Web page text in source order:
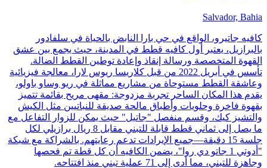
Salvador, Bahia
كافيه جاتيرو، الواقع في حي بارا النابض بالحياة في سلفادور
بالبرازيل، يعتبر أول كافيه قطط في المدينة، حيث يجمع بين عشق
القهوة المتخصصة ورسالة إنقاذ وإعادة توطين القطط الضالة.
تأسس في أبريل 2022 من قبل كلاريسا ريوس لارا، معالجة فيزيائية
وعاشقة القطط مستوحاة من مشاريع مماثلة في ريو وساو باولو،
يقدم هذا المكان الساحر تجربة مزدوجة: مقهى مريح بقائمة تتميز
بقهوة فاخرة وحلويات وأطباق مالحة صديقة للنباتيين مثل الكيش
والتشيز كيك، وقسم منفصل "جاتيل" حيث يمكن للزوار التفاعل مع
ما يصل إلى ثماني قطط قابلة للتبني مقابل 8 ريال برازيلي لكل
جلسة 15 دقيقة—جميع الإيرادات تدعم رعايتهم. بالشراكة مع شبكة
"أدوتي 1 جاتو دي روا"، يضمن الكافيه أن كل قطة تم فحصها
وجاهزة للتبني، مما أدى إلى 71 عملية تبني منذ افتتاحه.